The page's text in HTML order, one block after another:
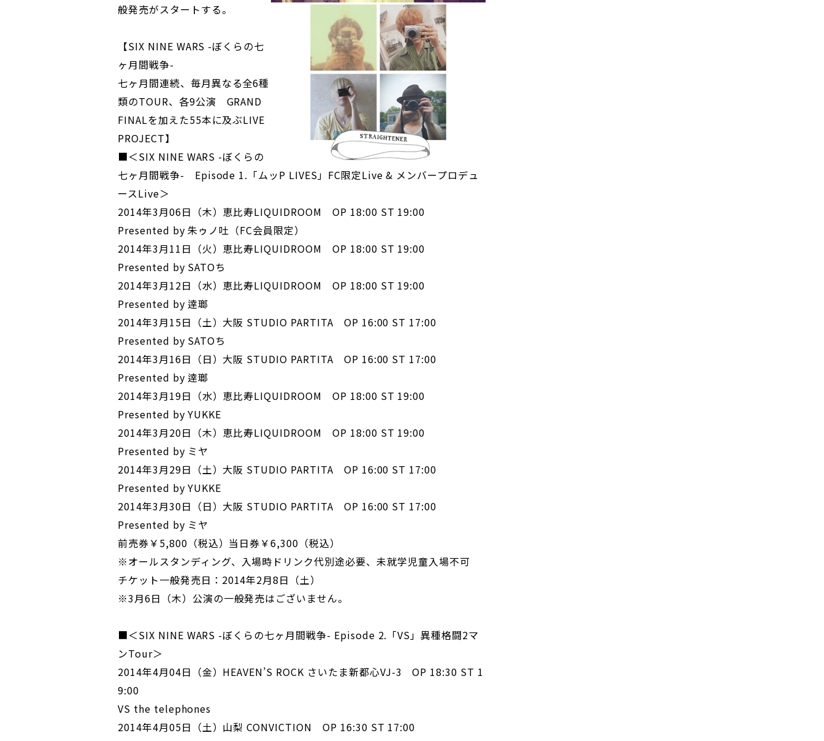
般発売がスタートする。
【SIX NINE WARS -ぼくらの七
ヶ月間戦争-
七ヶ月間連続、毎月異なる全6種
類のTOUR、各9公演 GRAND
FINALを加えた55本に及ぶLIVE
PROJECT】
■＜SIX NINE WARS -ぼくらの
七ヶ月間戦争- Episode 1.「ムッP LIVES」FC限定Live & メンバープロデュ
ースLive＞
2014年3月06日（木）恵比寿LIQUIDROOM OP 18:00 ST 19:00
Presented by 朱ゥノ吐（FC会員限定）
2014年3月11日（火）恵比寿LIQUIDROOM OP 18:00 ST 19:00
Presented by SATOち
2014年3月12日（水）恵比寿LIQUIDROOM OP 18:00 ST 19:00
Presented by 逹瑯
2014年3月15日（土）大阪 STUDIO PARTITA OP 16:00 ST 17:00
Presented by SATOち
2014年3月16日（日）大阪 STUDIO PARTITA OP 16:00 ST 17:00
Presented by 逹瑯
2014年3月19日（水）恵比寿LIQUIDROOM OP 18:00 ST 19:00
Presented by YUKKE
2014年3月20日（木）恵比寿LIQUIDROOM OP 18:00 ST 19:00
Presented by ミヤ
2014年3月29日（土）大阪 STUDIO PARTITA OP 16:00 ST 17:00
Presented by YUKKE
2014年3月30日（日）大阪 STUDIO PARTITA OP 16:00 ST 17:00
Presented by ミヤ
前売券￥5,800（税込）当日券￥6,300（税込）
※オールスタンディング、入場時ドリンク代別途必要、未就学児童入場不可
チケット一般発売日：2014年2月8日（土）
※3月6日（木）公演の一般発売はございません。
■＜SIX NINE WARS -ぼくらの七ヶ月間戦争- Episode 2.「VS」異種格闘2マ
ンTour＞
2014年4月04日（金）HEAVEN’S ROCK さいたま新都心VJ-3 OP 18:30 ST 1
9:00
VS the telephones
2014年4月05日（土）山梨 CONVICTION OP 16:30 ST 17:00